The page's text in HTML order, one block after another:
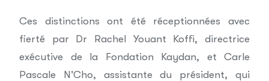
Ces distinctions ont été réceptionnées avec
fierté par Dr Rachel Youant Koffi, directrice
exécutive de la Fondation Kaydan, et Carle
Pascale N’Cho, assistante du président, qui